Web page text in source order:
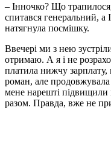
– Інночко? Що
спитався генеральний, а
натягнула посмішку.
Ввечері ми з нею
отримаю. А я і не
платила нижчу
роман, але продовжувала
мене нарешті підвищили
разом. Правда, вже не